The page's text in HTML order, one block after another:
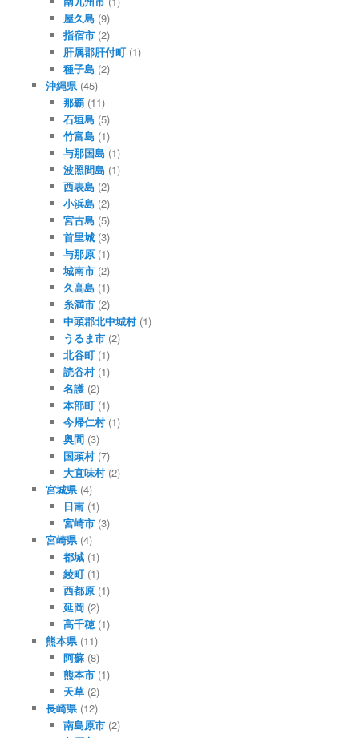
屋久島 (9)
指宿市 (2)
肝属郡肝付町 (1)
種子島 (2)
沖縄県(45)
那覇 (11)
石垣島 (5)
竹富島 (1)
与那国島 (1)
波照間島 (1)
西表島 (2)
小浜島 (2)
宮古島 (5)
首里城 (3)
与那原 (1)
城南市 (2)
久高島 (1)
糸満市 (2)
中頭郡北中城村(1)
うるま市 (2)
北谷町 (1)
読谷村(1)
名護 (2)
本部町 (1)
今帰仁村(1)
奥間 (3)
国頭村(7)
大宜味村(2)
宮城県(4)
日南 (1)
宮崎市 (3)
宮崎県(4)
都城 (1)
綾町 (1)
西都原 (1)
延岡 (2)
高千穂 (1)
熊本県(11)
阿蘇 (8)
熊本市 (1)
天草 (2)
長崎県(12)
南島原市 (2)